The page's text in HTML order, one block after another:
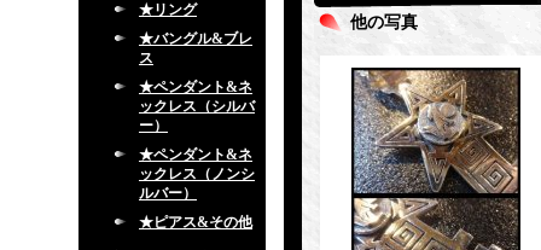
★リング
★バングル&ブレ
ス
★ペンダント&ネ
ックレス（シルバ
ー）
★ペンダント&ネ
ックレス（ノンシ
ルバー）
★ピアス&その他
他の写真